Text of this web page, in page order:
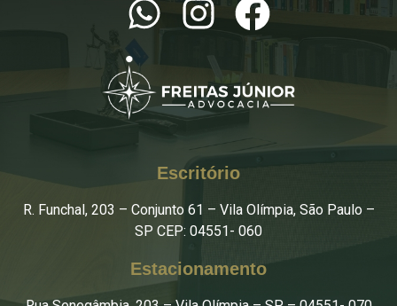
Escritório
R. Funchal, 203 – Conjunto 61 – Vila Olímpia, São Paulo –
SP CEP: 04551‌- 060
Estacionamento